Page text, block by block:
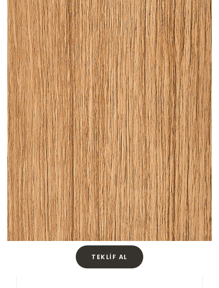
TEKLIF AL